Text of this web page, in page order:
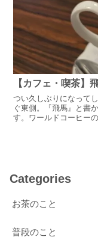
【カフェ・喫茶】
つい久しぶりになって
ぐ東側。『飛馬』と書
す。ワールドコーヒー
Categories
お茶のこと
普段のこと